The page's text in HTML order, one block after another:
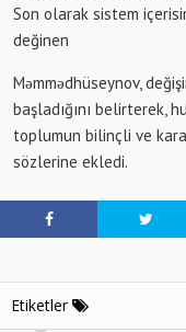
Son olarak sistem
değinen
Məmmədhüseynov,
başladığını belirterek,
toplumun bilinçli ve
sözlerine ekledi.
Etiketler